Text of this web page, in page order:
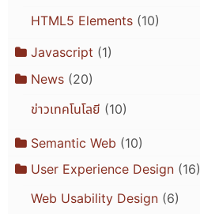
HTML5 Elements(10)
Javascript (1)
News(20)
ข่าวเทคโนโลยี (10)
Semantic Web (10)
User Experience Design(16)
Web Usability Design(6)